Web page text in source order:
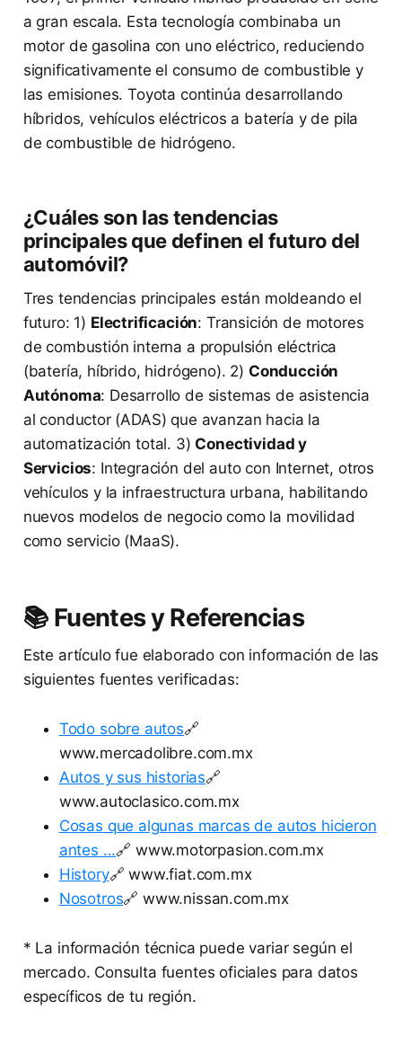
a gran escala. Esta tecnología combinaba un
motor de gasolina con uno eléctrico, reduciendo
significativamente el consumo de combustible y
las emisiones. Toyota continúa desarrollando
híbridos, vehículos eléctricos a batería y de pila
de combustible de hidrógeno.
¿Cuáles son las tendencias
principales que definen el futuro del
automóvil?
Tres tendencias principales están moldeando el
futuro: 1) Electrificación: Transición de motores
de combustión interna a propulsión eléctrica
(batería, híbrido, hidrógeno). 2) Conducción
Autónoma: Desarrollo de sistemas de asistencia
al conductor (ADAS) que avanzan hacia la
automatización total. 3) Conectividad y
Servicios: Integración del auto con Internet, otros
vehículos y la infraestructura urbana, habilitando
nuevos modelos de negocio como la movilidad
como servicio (MaaS).
📚 Fuentes y Referencias
Este artículo fue elaborado con información de las
siguientes fuentes verificadas:
Todo sobre autos🔗
www.mercadolibre.com.mx
Autos y sus historias🔗
www.autoclasico.com.mx
Cosas que algunas marcas de autos hicieron
antes ...🔗 www.motorpasion.com.mx
History🔗 www.fiat.com.mx
Nosotros🔗 www.nissan.com.mx
* La información técnica puede variar según el
mercado. Consulta fuentes oficiales para datos
específicos de tu región.